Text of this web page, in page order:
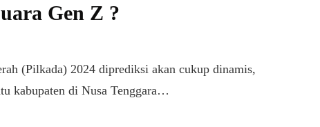
Gen Z ?
(Pilkada) 2024 diprediksi akan cukup dinamis,
kabupaten di Nusa Tenggara…